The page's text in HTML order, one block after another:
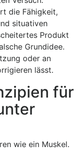
die Fähigkeit,
situativen
Produkt
Grundidee.
oder an
lässt.
für
wie ein Muskel.